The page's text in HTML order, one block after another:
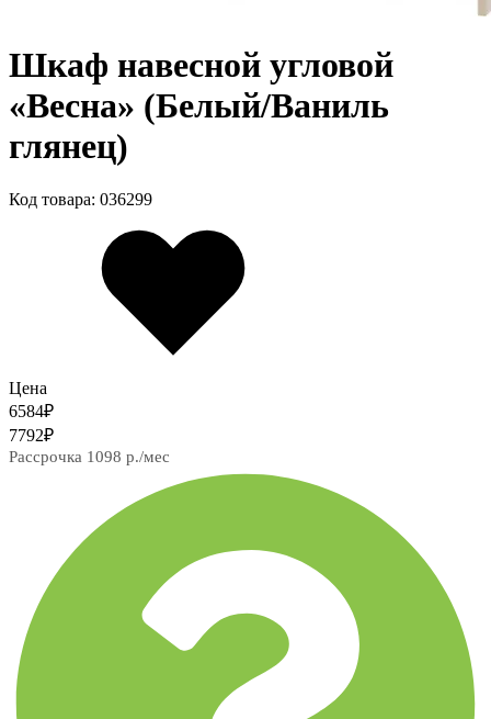
Шкаф навесной угловой
«Весна» (Белый/Ваниль
глянец)
Код товара: 036299
Цена
6584₽
7792₽
Рассрочка 1098 р./мес